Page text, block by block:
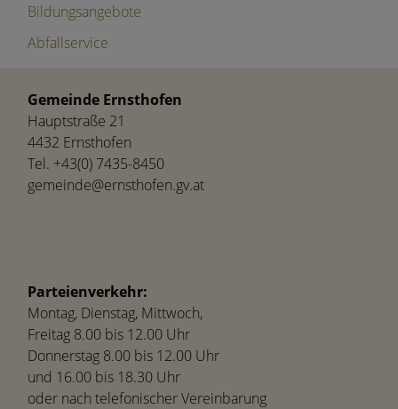
Bildungsangebote
Abfallservice
Gemeinde Ernsthofen
Hauptstraße 21
4432 Ernsthofen
Tel. +43(0) 7435-8450
gemeinde@ernsthofen.gv.at
Parteienverkehr:
Montag, Dienstag, Mittwoch,
Freitag 8.00 bis 12.00 Uhr
Donnerstag 8.00 bis 12.00 Uhr
und 16.00 bis 18.30 Uhr
oder nach telefonischer Vereinbarung